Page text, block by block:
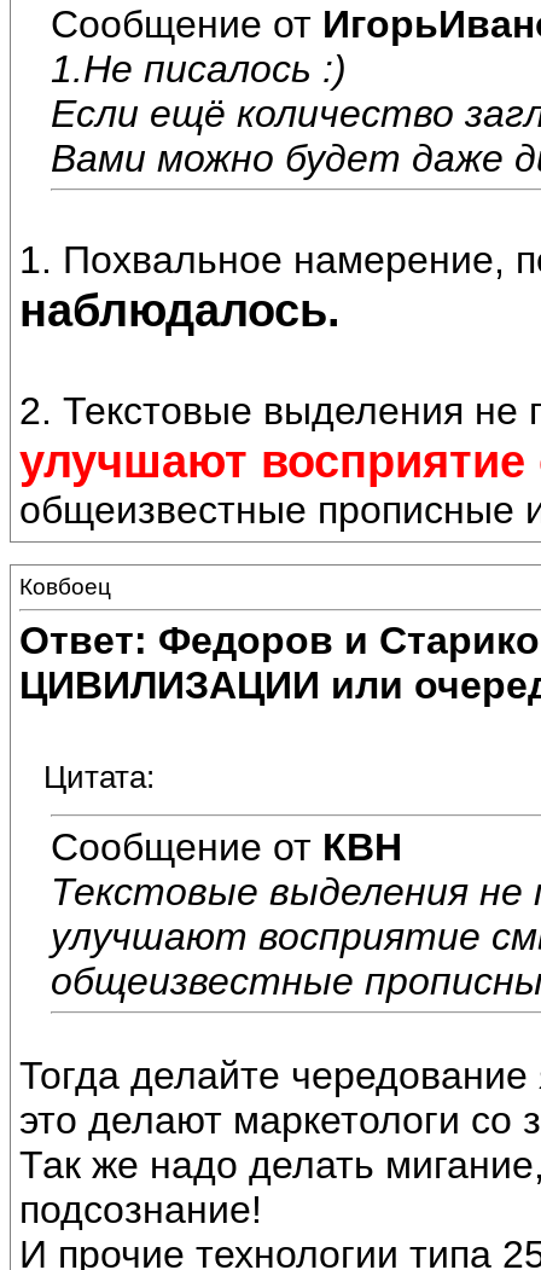
Сообщение от
1.Не писалось :)
Если ещё количество
Вами можно будет даже
1. Похвальное намерение,
наблюдалось.
2. Текстовые выделения не
улучшают восприятие
общеизвестные прописные
Ковбоец
Ответ: Федоров и
ЦИВИЛИЗАЦИИ или
Цитата:
Сообщение от КВН
Текстовые выделения
улучшают восприятие
общеизвестные
Тогда делайте чередование
это делают маркетологи со
Так же надо делать
подсознание!
И прочие технологии типа